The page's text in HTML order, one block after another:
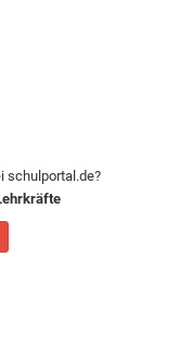
schulportal.de?